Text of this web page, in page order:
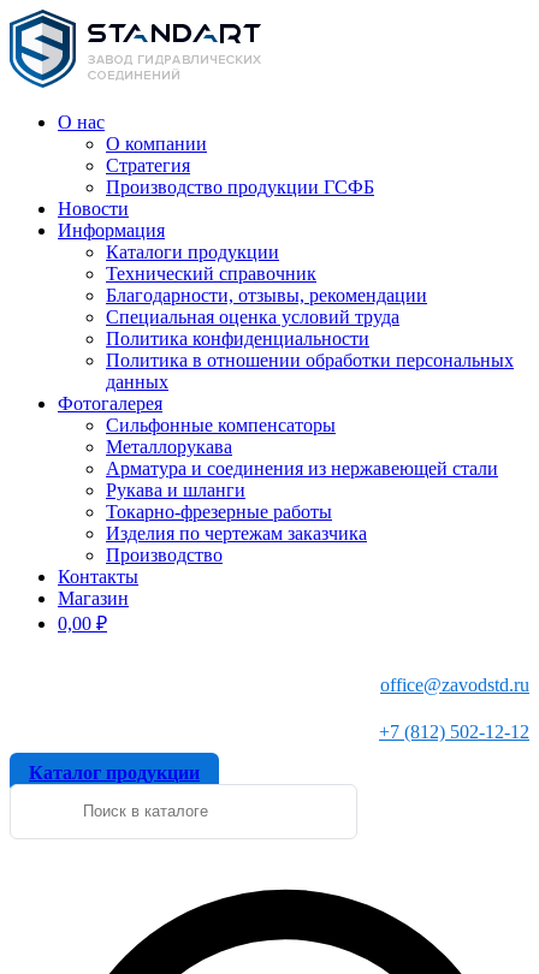
О нас
О компании
Стратегия
Производство продукции ГСФБ
Новости
Информация
Каталоги продукции
Технический справочник
Благодарности, отзывы, рекомендации
Специальная оценка условий труда
Политика конфиденциальности
Политика в отношении обработки персональных
данных
Фотогалерея
Сильфонные компенсаторы
Металлорукава
Арматура и соединения из нержавеющей стали
Рукава и шланги
Токарно-фрезерные работы
Изделия по чертежам заказчика
Производство
Контакты
Магазин
0,00 ₽
office@zavodstd.ru
+7 (812) 502-12-12
Каталог продукции